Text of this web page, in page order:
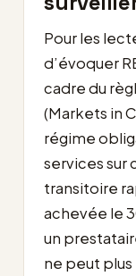
Pour les
d’évoquer
cadre du
(Markets in
régime
services
transitoire
achevée le
un
ne peut